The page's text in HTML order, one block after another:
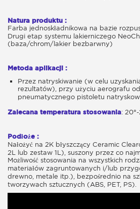
Natura produktu :
Farba jednoskładnikowa na bazie
Drugi etap systemu lakierniczego
(baza/chrom/lakier bezbarwny)
Metoda aplikacji :
Przez natryskiwanie (w celu
rezultatów), przy użyciu aerografu
pneumatycznego pistoletu
Zalecana temperatura stosowania:
Podłoże :
Nałożyć na 2K błyszczący Ceramic
2L lub zestaw 1L), suszony przez co
Możliwość stosowania na wszystkich
materiałów zagruntowanych i/lub
drewno, metale itp.), bezpośrednio na
tworzywach sztucznych (ABS, PET, PS).